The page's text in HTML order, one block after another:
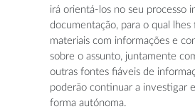
irá orientá-los no seu processo
documentação, para o qual
materiais com informações e
sobre o assunto, juntamente
outras fontes fiáveis ​​de
poderão continuar a investigar
forma autónoma.